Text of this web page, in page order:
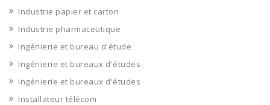
Industrie papier et carton
Industrie pharmaceutique
Ingénierie et bureau d'étude
Ingénierie et bureaux d'études
Ingénierie et bureaux d'études
Installateur télécom